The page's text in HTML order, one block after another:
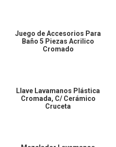
Juego de Accesorios Para
Baño 5 Piezas Acrilico
Cromado
Llave Lavamanos Plástica
Cromada, C/ Cerámico
Cruceta